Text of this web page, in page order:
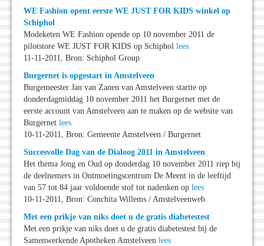
WE Fashion opent eerste WE JUST FOR KIDS winkel op
Schiphol
Modeketen WE Fashion opende op 10 november 2011 de
pilotstore WE JUST FOR KIDS op Schiphol lees
11-11-2011, Bron: Schiphol Group
Burgernet is opgestart in Amstelveen
Burgemeester Jan van Zanen van Amstelveen startte op
donderdagmiddag 10 november 2011 het Burgernet met de
eerste account van Amstelveen aan te maken op de website van
Burgernet lees
10-11-2011, Bron: Gemeente Amstelveen / Burgernet
Succesvolle Dag van de Dialoog 2011 in Amstelveen
Het thema Jong en Oud op donderdag 10 november 2011 riep bij
de deelnemers in Ontmoetingscentrum De Meent in de leeftijd
van 57 tot 84 jaar voldoende stof tot nadenken op lees
10-11-2011, Bron: Conchita Willems / Amstelveenweb
Met een prikje van niks doet u de gratis diabetestest
Met een prikje van niks doet u de gratis diabetestest bij de
Samenwerkende Apotheken Amstelveen lees